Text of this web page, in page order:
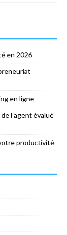
en 2026
en ligne
l’agent évalué
productivité